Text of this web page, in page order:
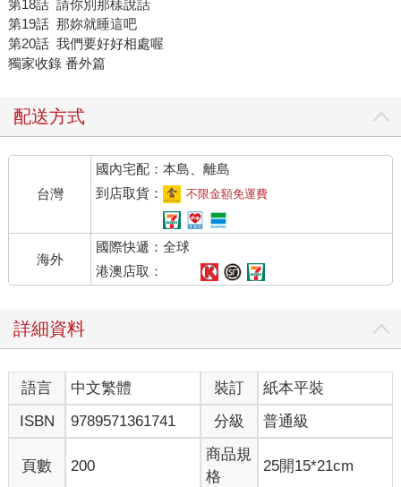
第18話 請你別那樣說話
第19話 那妳就睡這吧
第20話 我們要好好相處喔
獨家收錄 番外篇
配送方式
台灣
國內宅配：本島、離島
到店取貨：
不限金額免運費
海外
國際快遞：全球
港澳店取：
詳細資料
語言 中文繁體 裝訂
紙本平裝
ISBN
9789571361741 分級 普通級
頁數 200
商品規
格
25開15*21cm